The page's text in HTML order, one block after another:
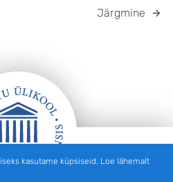
Järgmine
kasutame küpsiseid. Loe lähemalt